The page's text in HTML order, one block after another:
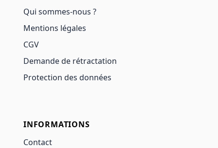
Qui sommes-nous ?
Mentions légales
CGV
Demande de rétractation
Protection des données
INFORMATIONS
Contact